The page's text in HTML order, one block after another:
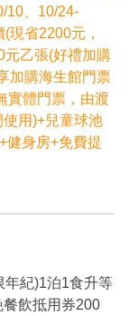
10、10/24-
現省2200元，
元乙張(好禮加購
加購海生館門票
實體門票，由渡
用)+兒童球池
健身房+免費提
年紀)1泊1食升等
飲抵用券200